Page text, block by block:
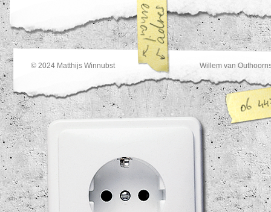
© 2024 Matthijs Winnubst Willem van